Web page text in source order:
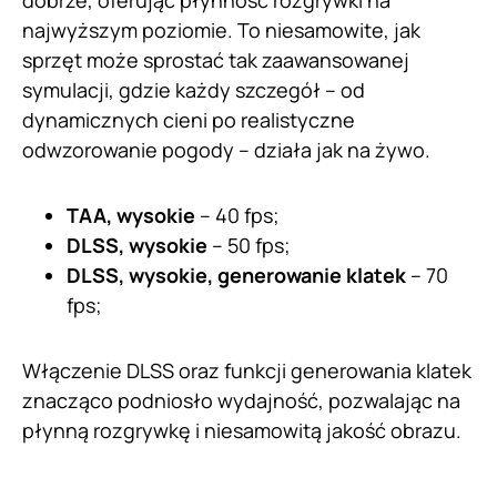
najwyższym poziomie. To niesamowite, jak
sprzęt może sprostać tak zaawansowanej
symulacji, gdzie każdy szczegół – od
dynamicznych cieni po realistyczne
odwzorowanie pogody – działa jak na żywo.
TAA, wysokie – 40 fps;
DLSS, wysokie – 50 fps;
DLSS, wysokie, generowanie klatek – 70
fps;
Włączenie DLSS oraz funkcji generowania klatek
znacząco podniosło wydajność, pozwalając na
płynną rozgrywkę i niesamowitą jakość obrazu.